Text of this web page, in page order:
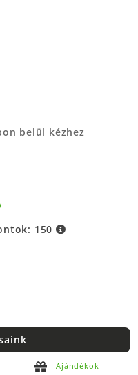
belül kézhez
150
Ajándékok